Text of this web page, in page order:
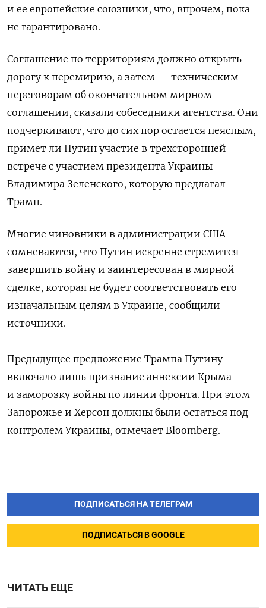
и ее европейские союзники, что, впрочем, пока
не гарантировано.
Соглашение по территориям должно открыть
дорогу к перемирию, а затем — техническим
переговорам об окончательном мирном
соглашении, сказали собеседники агентства. Они
подчеркивают, что до сих пор остается неясным,
примет ли Путин участие в трехсторонней
встрече с участием президента Украины
Владимира Зеленского, которую предлагал
Трамп.
Многие чиновники в администрации США
сомневаются, что Путин искренне стремится
завершить войну и заинтересован в мирной
сделке, которая не будет соответствовать его
изначальным целям в Украине, сообщили
источники.
Предыдущее предложение Трампа Путину
включало лишь признание аннексии Крыма
и заморозку войны по линии фронта. При этом
Запорожье и Херсон должны были остаться под
контролем Украины, отмечает Bloomberg.
ПОДПИСАТЬСЯ НА ТЕЛЕГРАМ
ПОДПИСАТЬСЯ В GOOGLE
ЧИТАТЬ ЕЩЕ